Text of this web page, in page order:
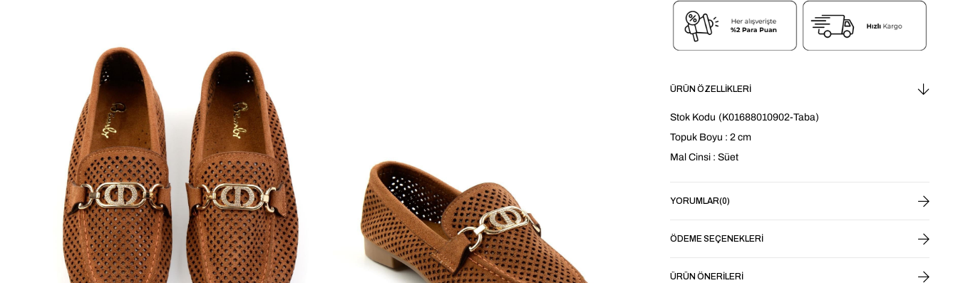
ÜRÜN ÖZELLIKLERI
Stok Kodu (K01688010902-Taba)
Topuk Boyu : 2 cm
Mal Cinsi : Süet
YORUMLAR(0)
ÖDEME SEÇENEKLERI
ÜRÜN ÖNERILERI